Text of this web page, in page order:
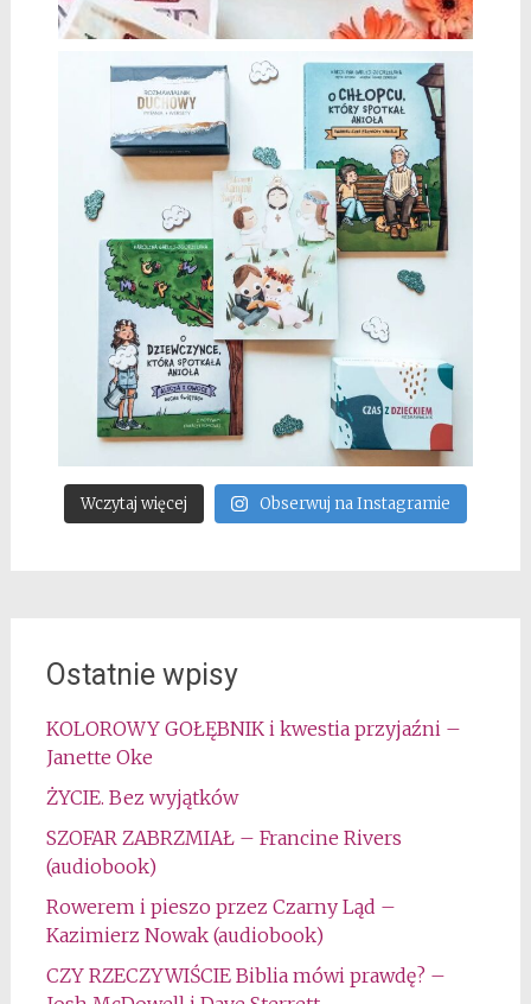
Wczytaj więcej Obserwuj na Instagramie
Ostatnie wpisy
KOLOROWY GOŁĘBNIK i kwestia przyjaźni –
Janette Oke
ŻYCIE. Bez wyjątków
SZOFAR ZABRZMIAŁ – Francine Rivers
(audiobook)
Rowerem i pieszo przez Czarny Ląd –
Kazimierz Nowak (audiobook)
CZY RZECZYWIŚCIE Biblia mówi prawdę? –